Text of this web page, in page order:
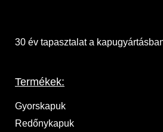
30 év tapasztalat a
Termékek:
Gyorskapuk
Redőnykapuk